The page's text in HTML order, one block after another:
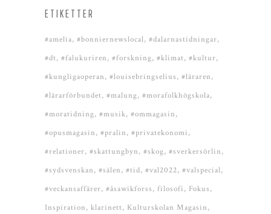
ETIKETTER
#amelia #bonniernewslocal #dalarnastidningar
#dt #falukuriren #forskning #klimat #kultur
#kungligaoperan #louisebringselius #läraren
#lärarförbundet #malung #morafolkhögskola
#moratidning #musik #ommagasin
#opusmagasin #pralin #privatekonomi
#relationer #skattungbyn #skog #sverkersörlin
#sydsvenskan #sälen #tid #val2022 #valspecial
#veckansaffärer #åsawikforss filosofi
Fokus
Inspiration klarinett Kulturskolan Magasin